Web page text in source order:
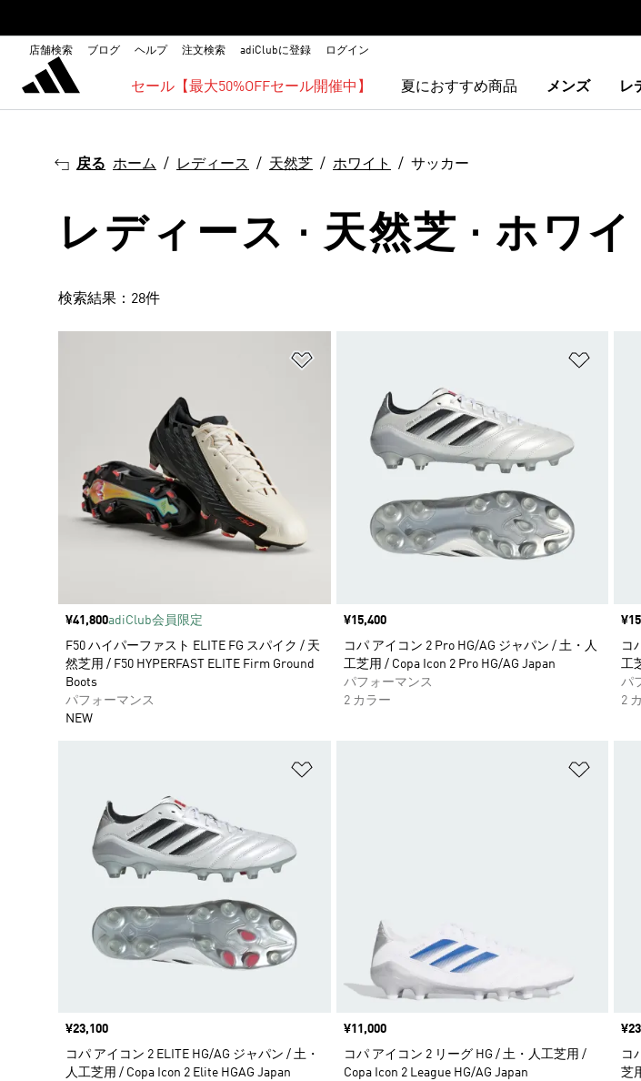
店舗検索 ブログ ヘルプ 注文検索 adiClubに登録 ログイン
セール【最大50%OFFセール開催中】 夏におすすめ商品 メンズ レ
戻る ホーム レディース 天然芝 ホワイト サッカー
レディース · 天然芝 · ホワ
検索結果：28件
価格
¥41,800adiClub会員限定
F50 ハイパーファスト ELITE FG スパイク / 天
然芝用 / F50 HYPERFAST ELITE Firm Ground
Boots
パフォーマンス
NEW
価格
¥15,400
コパ アイコン 2 Pro HG/AG ジャパン / 土・人
工芝用 / Copa Icon 2 Pro HG/AG Japan
パフォーマンス
2 カラー
価
コ
工
パ
2
価格
¥23,100
コパ アイコン 2 ELITE HG/AG ジャパン / 土・
人工芝用 / Copa Icon 2 Elite HGAG Japan
価格
¥11,000
コパ アイコン 2 リーグ HG / 土・人工芝用 /
Copa Icon 2 League HG/AG Japan
価
コ
芝